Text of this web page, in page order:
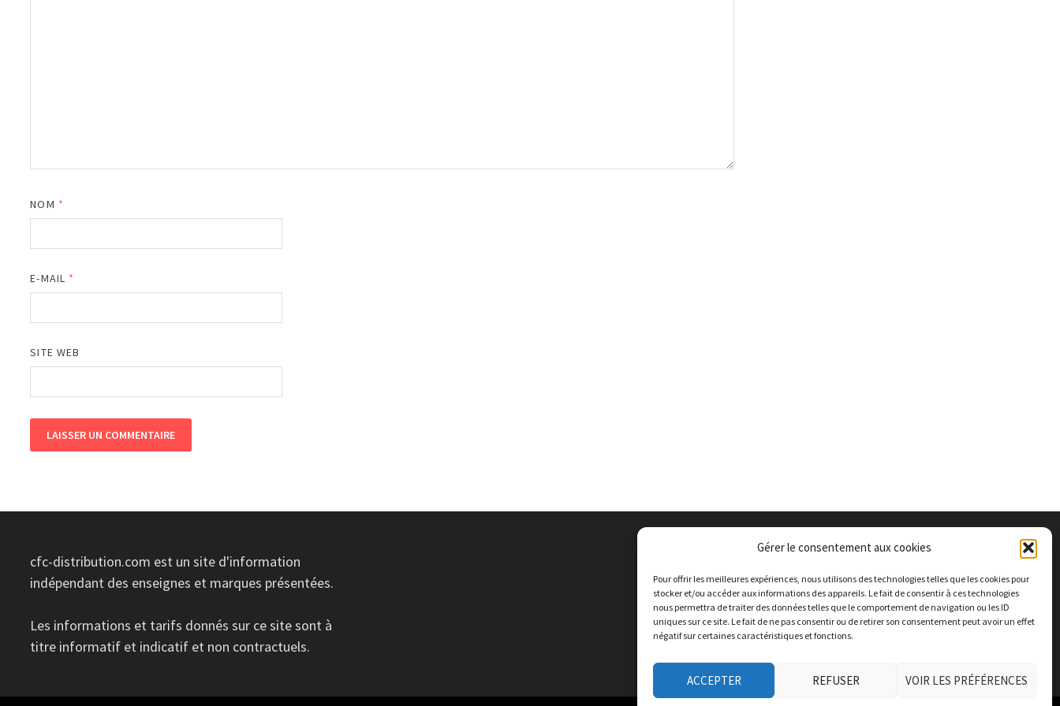
Gérer le consentement aux cookies
Pour offrir les meilleures expériences, nous utilisons des technologies telles que les cookies pour
stocker et/ou accéder aux informations des appareils. Le fait de consentir à ces technologies
nous permettra de traiter des données telles que le comportement de navigation ou les ID
uniques sur ce site. Le fait de ne pas consentir ou de retirer son consentement peut avoir un effet
négatif sur certaines caractéristiques et fonctions.
ACCEPTER REFUSER VOIR LES PRÉFÉRENCES
NOM *
E-MAIL *
SITE WEB
cfc-distribution.com est un site d'information
indépendant des enseignes et marques présentées.
Les informations et tarifs donnés sur ce site sont à
titre informatif et indicatif et non contractuels.